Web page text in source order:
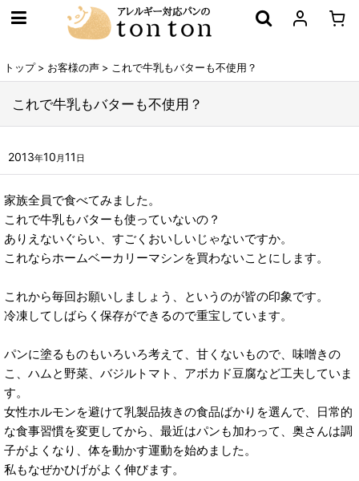
トップ > お客様の声 > これで牛乳もバターも不使用？
これで牛乳もバターも不使用？
2013年10 月 11 日
家族全員で食べてみました。
これで牛乳もバターも使っていないの？
ありえないぐらい、すごくおいしいじゃないですか。
これならホームベーカリーマシンを買わないことにします。
これから毎回お願いしましょう、というのが皆の印象です。
冷凍してしばらく保存ができるので重宝しています。
パンに塗るものもいろいろ考えて、甘くないもので、味噌きの
こ、ハムと野菜、バジルトマト、アボカド豆腐など工夫していま
す。
女性ホルモンを避けて乳製品抜きの食品ばかりを選んで、日常的
な食事習慣を変更してから、最近はパンも加わって、奥さんは調
子がよくなり、体を動かす運動を始めました。
私もなぜかひげがよく伸びます。